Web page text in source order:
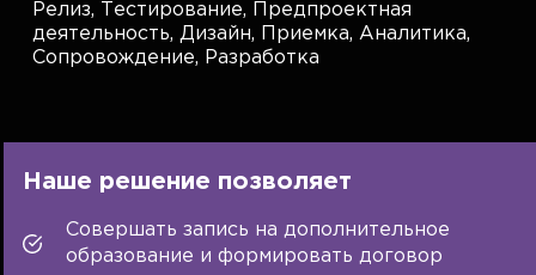
Релиз, Тестирование,
Предпроектная
деятельность,Дизайн, Приемка,Аналитика,
Сопровождение, Разработка
Наше решение позволяет
Совершать запись на дополнительное
образование и формировать договор